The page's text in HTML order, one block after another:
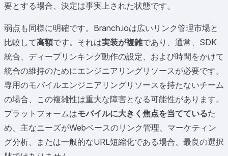
要とする場合、決定は事実上された状態です。
弱点も同様に明確です。Branch.ioは広いリンク管理市場と
比較して高額です。それは実装が複雑であり、通常、SDK
統合、ディープリンキング動作の設定、および時間をかけて
統合の維持のためにエンジニアリングリソースが必要です。
専用のモバイルエンジニアリングリソースを持たないチーム
の場合、この複雑性は重大な障害となる可能性があります。
プラットフォームはモバイルに大きく焦点を当てているた
め、主なニーズがWebベースのリンク管理、マーケティン
グ分析、または一般的なURL短縮化である場合、最良の選択